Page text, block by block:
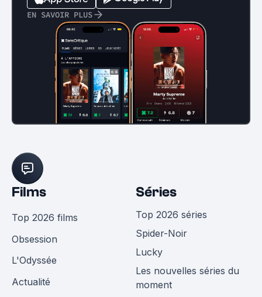
EN SAVOIR PLUS
Films
Top 2026 films
Obsession
L'Odyssée
Actualité
Séries
Top 2026 séries
Spider-Noir
Lucky
Les nouvelles séries du
moment